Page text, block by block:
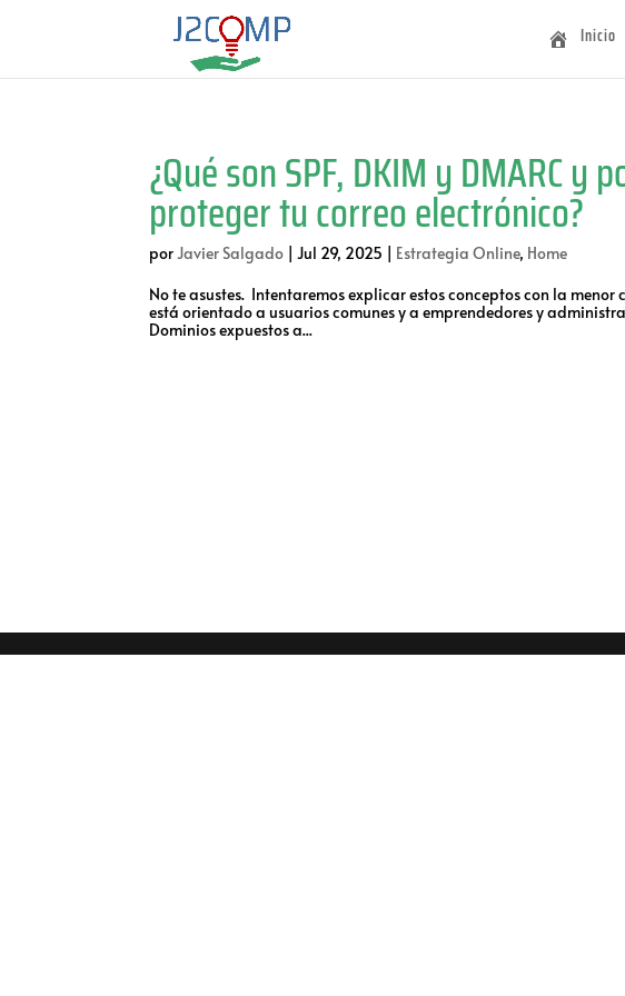
Inicio
¿Qué son SPF, DKIM y DMARC y
proteger tu correo electrónico?
porJavier Salgado |Jul 29, 2025 | Estrategia Online, Home
No te asustes. Intentaremos explicar estos conceptos con la
está orientado a usuarios comunes y a emprendedores y
Dominios expuestos a...